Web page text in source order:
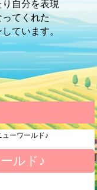
自分を表現
てくれた
ています。
ーワールド♪
ルド♪